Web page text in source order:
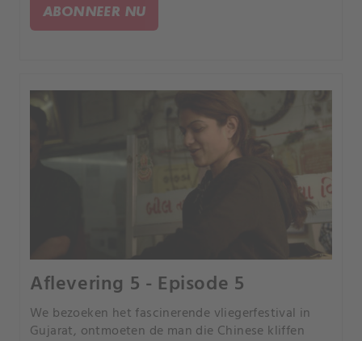
ABONNEER NU
Aflevering 5 - Episode 5
We bezoeken het fascinerende vliegerfestival in
Gujarat, ontmoeten de man die Chinese kliffen